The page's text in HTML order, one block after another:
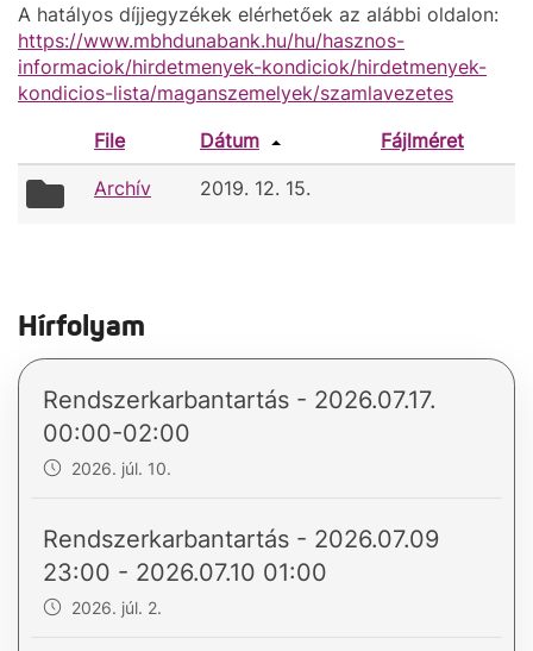
A hatályos díjjegyzékek elérhetőek az alábbi oldalon:
https://www.mbhdunabank.hu/hu/hasznos-
informaciok/hirdetmenyek-kondiciok/hirdetmenyek-
kondicios-lista/maganszemelyek/szamlavezetes
File
Dátum
Fájlméret
folder
Archív 2019. 12. 15.
Hírfolyam
Rendszerkarbantartás - 2026.07.17.
00:00-02:00
2026. júl. 10.
Rendszerkarbantartás - 2026.07.09
23:00 - 2026.07.10 01:00
2026. júl. 2.